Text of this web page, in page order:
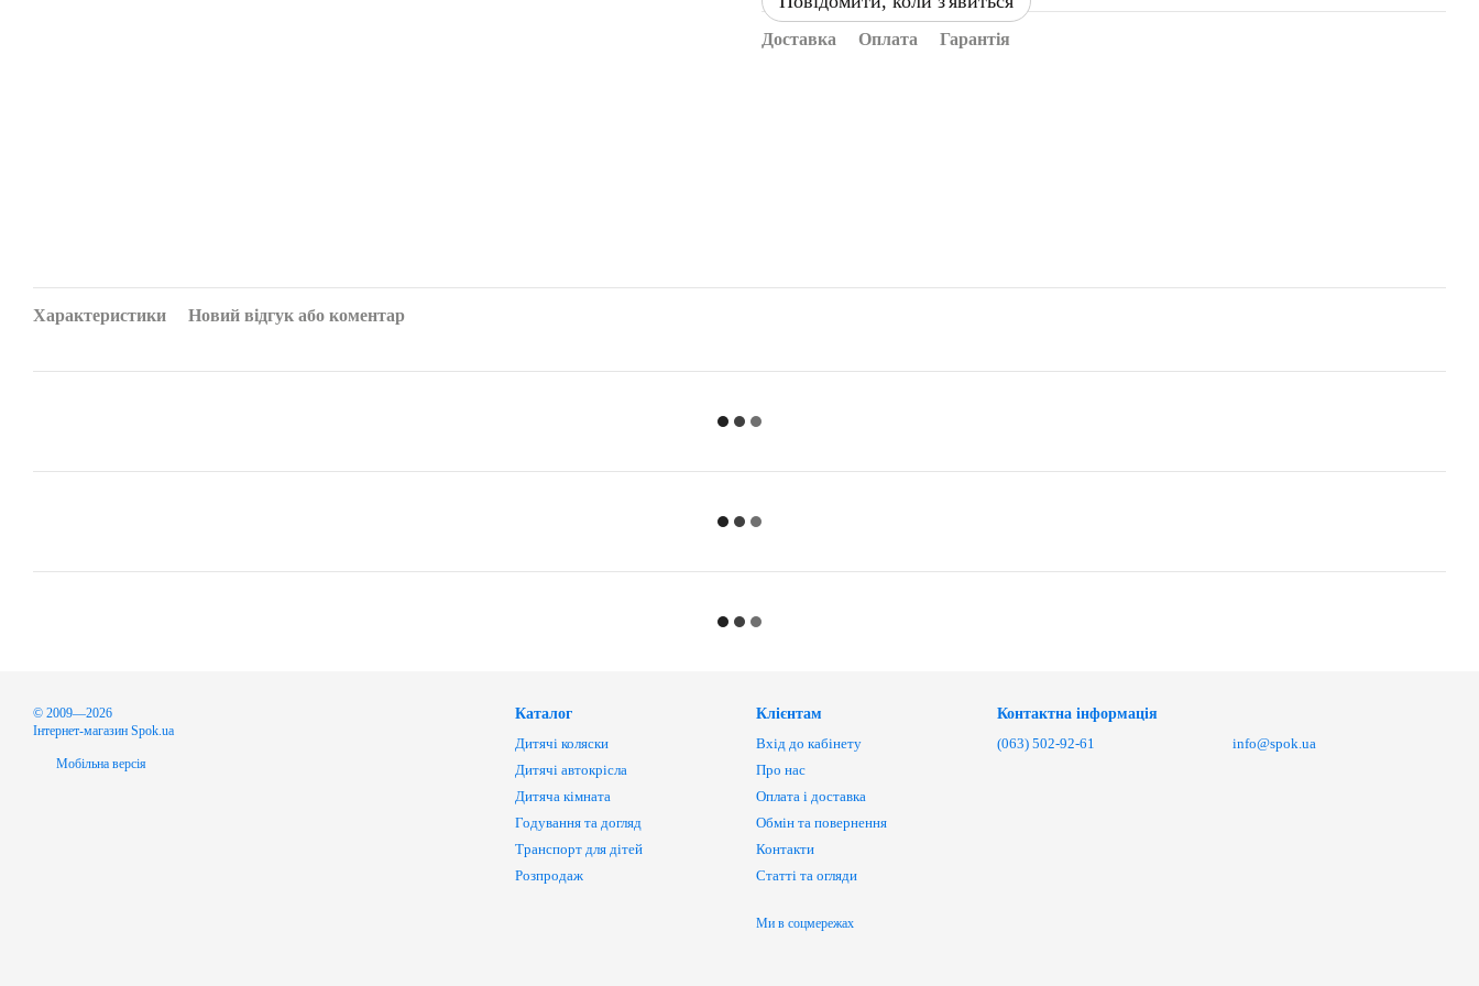
Доставка Оплата Гарантія
Характеристики Новий відгук або коментар
© 2009—2026
Інтернет-магазин Spok.ua
Мобільна версія
Каталог
Дитячі коляски
Дитячі автокрісла
Дитяча кімната
Годування та догляд
Транспорт для дітей
Розпродаж
Клієнтам
Вхід до кабінету
Про нас
Оплата і доставка
Обмін та повернення
Контакти
Статті та огляди
Ми в соцмережах
Контактна інформація
(063) 502-92-61
info@spok.ua